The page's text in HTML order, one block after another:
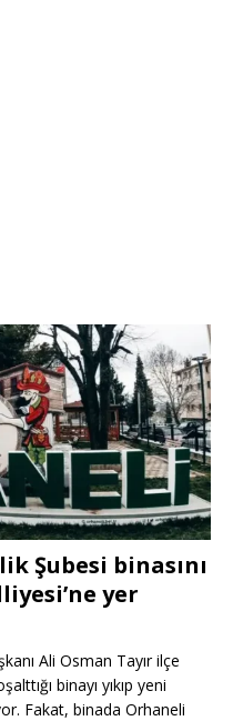
Şubesi binasını
yer
Ali Osman Tayır ilçe
binayı yıkıp yeni
Fakat, binada Orhaneli